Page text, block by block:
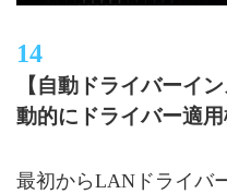
【自動ドライバーイ
動的にドライバー適
最初からLANドライバ